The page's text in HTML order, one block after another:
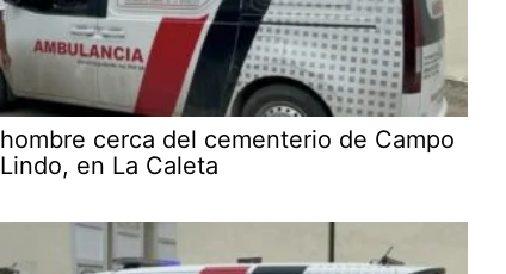
hombre cerca del cementerio de Campo
Lindo, en La Caleta